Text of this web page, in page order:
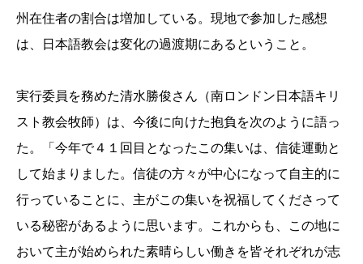
州在住者の割合は増加している。現地で参加した感想
は、日本語教会は変化の過渡期にあるということ。
実行委員を務めた清水勝俊さん（南ロンドン日本語キリ
スト教会牧師）は、今後に向けた抱負を次のように語っ
た。「今年で４１回目となったこの集いは、信徒運動と
して始まりました。信徒の方々が中心になって自主的に
行っていることに、主がこの集いを祝福してくださって
いる秘密があるように思います。これからも、この地に
おいて主が始められた素晴らしい働きを皆それぞれが志